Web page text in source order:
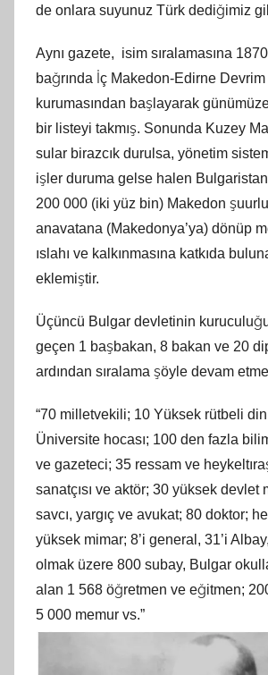
de onlara suyunuz Türk dediğimiz
Aynı gazete, isim sıralamasına
bağrında İç Makedon-Edirne Devrim
kurumasından başlayarak
bir listeyi takmış. Sonunda Kuzey
sular birazcık durulsa, yönetim
işler duruma gelse halen
200 000 (iki yüz bin) Makedon
anavatana (Makedonya’ya) dönüp
ıslahı ve kalkınmasına katkıda
eklemiştir.
Üçüncü Bulgar devletinin
geçen 1 başbakan, 8 bakan ve 20
ardından sıralama şöyle devam
“70 milletvekili; 10 Yüksek rütbeli din
Üniversite hocası; 100 den fazla
ve gazeteci; 35 ressam ve
sanatçısı ve aktör; 30 yüksek devlet
savcı, yargıç ve avukat; 80 doktor;
yüksek mimar; 8’i general, 31’i
olmak üzere 800 subay, Bulgar
alan 1 568 öğretmen ve eğitmen;
5 000 memur vs.”